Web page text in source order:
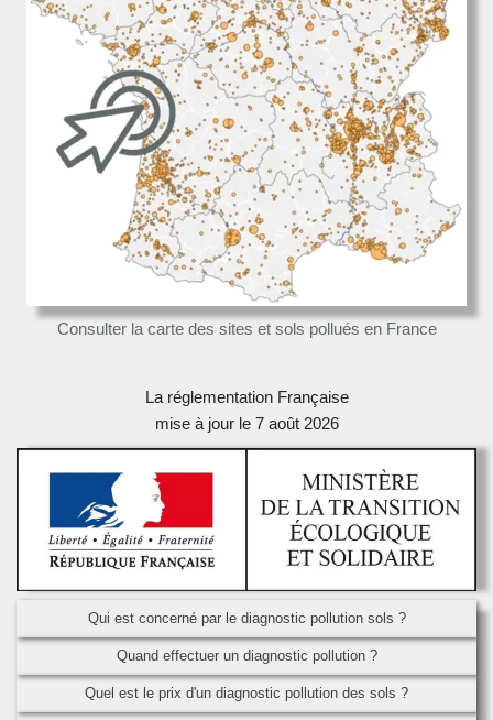
Consulter la carte des sites et sols pollués en France
La réglementation Française
mise à jour le 7 août 2026
Qui est concerné par le diagnostic pollution sols ?
Quand effectuer un diagnostic pollution ?
Quel est le prix d'un diagnostic pollution des sols ?